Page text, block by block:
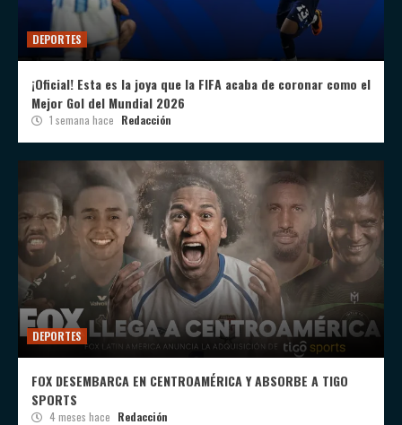
DEPORTES
¡Oficial! Esta es la joya que la FIFA acaba de coronar como el
Mejor Gol del Mundial 2026
1 semana hace Redacción
DEPORTES
FOX DESEMBARCA EN CENTROAMÉRICA Y ABSORBE A TIGO
SPORTS
4 meses hace Redacción